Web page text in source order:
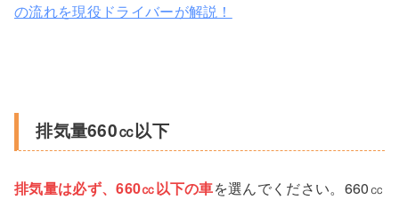
の流れを現役ドライバーが解説！
排気量660㏄以下
排気量は必ず、660㏄以下の車を選んでください。660㏄